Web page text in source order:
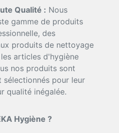
Qualité : Nous
gamme de produits
des
produits de nettoyage
articles d'hygiène
nos produits sont
sélectionnés pour leur
qualité inégalée.
Hygiène ?